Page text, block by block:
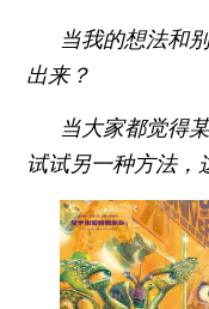
当我的想法和
出来？
当大家都觉得
试试另一种方法，